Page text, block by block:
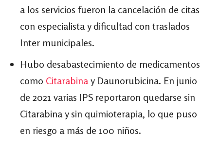
a los servicios fueron la cancelación de citas
con especialista y dificultad con traslados
Inter municipales.
Hubo desabastecimiento de medicamentos
como Citarabinay Daunorubicina. En junio
de 2021 varias IPS reportaron quedarse sin
Citarabina y sin quimioterapia, lo que puso
en riesgo a más de 100 niños.